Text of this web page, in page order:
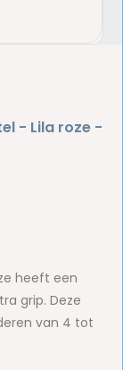
- Lila roze -
heeft een
grip. Deze
van 4 tot